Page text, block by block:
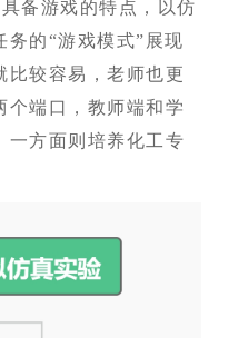
备游戏的特点，以仿
务的“游戏模式”展现
比较容易，老师也更
个端口，教师端和学
一方面则培养化工专